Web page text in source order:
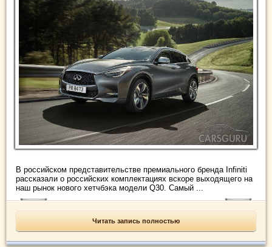
В российском представительстве премиального бренда Infiniti
рассказали о российских комплектациях вскоре выходящего на
наш рынок нового хетчбэка модели Q30. Самый ...
Читать запись полностью